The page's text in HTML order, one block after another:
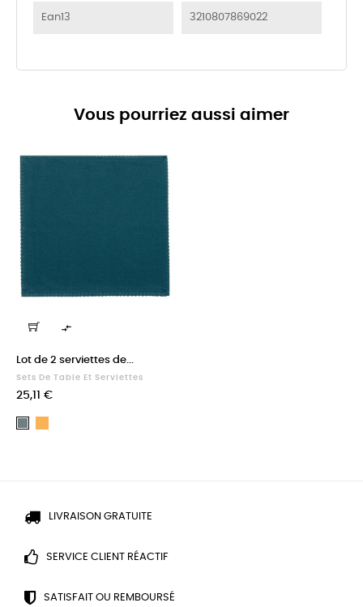
Ean13 3210807869022
Vous pourriez aussi aimer

Lot de 2 serviettes de...
Sets De Table Et Serviettes
Prix
25,11 €
LIVRAISON GRATUITE
SERVICE CLIENT RÉACTIF
SATISFAIT OU REMBOURSÉ